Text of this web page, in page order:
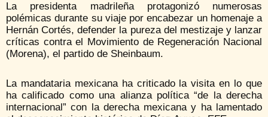
La presidenta madrileña protagonizó numerosas
polémicas durante su viaje por encabezar un homenaje a
Hernán Cortés, defender la pureza del mestizaje y lanzar
críticas contra el Movimiento de Regeneración Nacional
(Morena), el partido de Sheinbaum.
La mandataria mexicana ha criticado la visita en lo que
ha calificado como una alianza política “de la derecha
internacional” con la derecha mexicana y ha lamentado